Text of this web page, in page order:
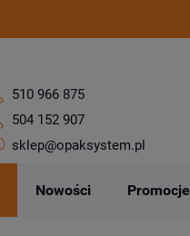
510 966 875
504 152 907
sklep@opaksystem.pl
Nowości Promocje